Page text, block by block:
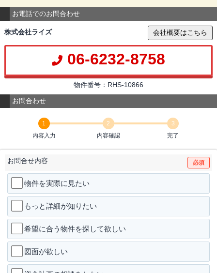
お電話でのお問合わせ
株式会社ライズ 会社概要はこちら
06-6232-8758
物件番号：RHS-10866
お問合わせ
1
内容入力
2
内容確認
3
完了
お問合せ内容 必須
物件を実際に見たい
もっと詳細が知りたい
希望に合う物件を探して欲しい
図面が欲しい